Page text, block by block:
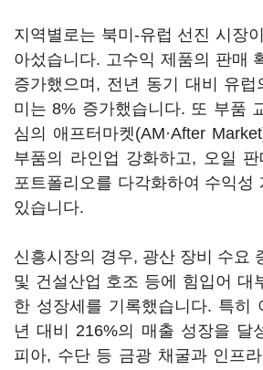
지역별로는 북미-유럽 선진 시장
아섰습니다. 고수익 제품의 판매
증가했으며, 전년 동기 대비 유
미는 8% 증가했습니다. 또 부품
심의 애프터마켓(AM·After
부품의 라인업 강화하고, 오일
포트폴리오를 다각화하여 수익성
있습니다.
신흥시장의 경우, 광산 장비 수요
및 건설산업 호조 등에 힘입어 대
한 성장세를 기록했습니다. 특히
년 대비 216%의 매출 성장을 달
피아, 수단 등 금광 채굴과 인프